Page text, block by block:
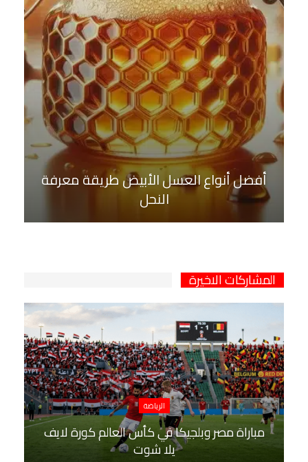
أفضل أنواع العسل الأبيض طريقة معرفة
النحل
المشاركات الاخيرة
الرياضة
مباراة مصر وبلجيكا في كأس العالم كورة لايف
يلا شوت